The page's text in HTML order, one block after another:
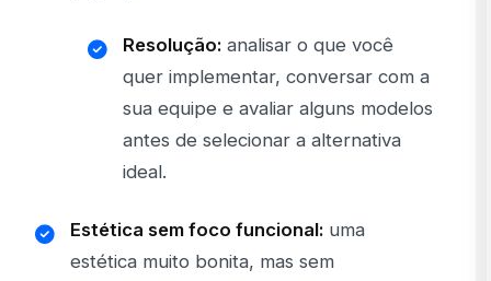
Resolução: analisar o que você
quer implementar, conversar com a
sua equipe e avaliar alguns modelos
antes de selecionar a alternativa
ideal.
Estética sem foco funcional: uma
estética muito bonita, mas sem